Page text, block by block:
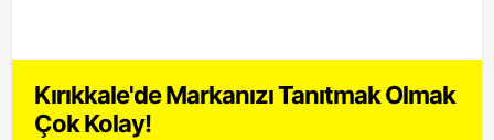
Kırıkkale'de Markanızı Tanıtmak Olmak
Çok Kolay!